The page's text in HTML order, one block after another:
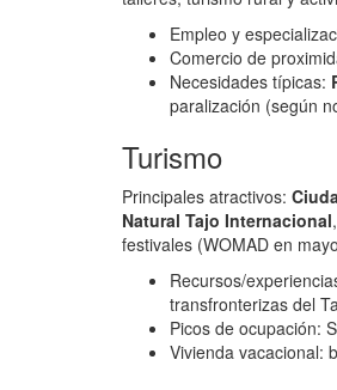
Empleo y
Comercio de
Necesidades típicas:
paralización (según
Turismo
Principales atractivos:
Natural Tajo Internacional,
festivales (WOMAD en
Recursos/
transfronterizas del
Picos de ocupación:
Vivienda vacacional: